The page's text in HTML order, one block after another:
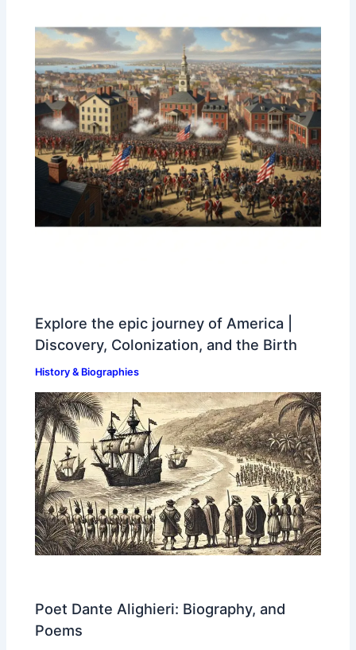
Explore the epic journey of America |
Discovery, Colonization, and the Birth
History & Biographies
Poet Dante Alighieri: Biography, and
Poems